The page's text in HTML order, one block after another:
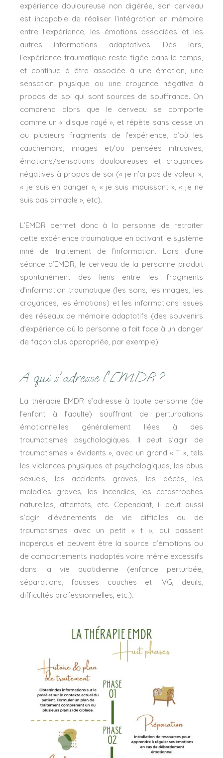
expérience douloureuse non digérée, son cerveau
est incapable de réaliser l’intégration en mémoire
entre l’expérience, les émotions associées et les
autres informations adaptatives. Dès lors,
l’expérience traumatique reste figée dans le temps,
et continue à être associée à une émotion, une
sensation physique ou une croyance négative à
propos de soi qui sont sources de souffrance. On
comprend alors que le cerveau se comporte
comme un « disque rayé », et répète sans cesse un
ou plusieurs fragments de l’expérience, d’où les
cauchemars, images et/ou pensées intrusives,
émotions/sensations douloureuses et croyances
négatives à propos de soi (« je n’ai pas de valeur »,
« je suis en danger », « je suis impuissant », « je ne
suis pas aimable », etc).
L’EMDR permet donc à la personne de retraiter
cette expérience traumatique en activant le système
inné de traitement de l’information. Lors d’une
séance d’EMDR, le cerveau de la personne produit
spontanément des liens entre les fragments
d’information traumatique (les sons, les images, les
croyances, les émotions) et les informations issues
des réseaux de mémoire adaptatifs (des souvenirs
d’expérience où la personne a fait face à un danger
de façon plus appropriée, par exemple).
A qui s'adresse l'EMDR ?
La thérapie EMDR s’adresse à toute personne (de
l’enfant à l’adulte) souffrant de perturbations
émotionnelles généralement liées à des
traumatismes psychologiques. Il peut s’agir de
traumatismes « évidents », avec un grand « T », tels
les violences physiques et psychologiques, les abus
sexuels, les accidents graves, les décès, les
maladies graves, les incendies, les catastrophes
naturelles, attentats, etc. Cependant, il peut aussi
s’agir d’événements de vie difficiles ou de
traumatismes avec un petit « t », qui passent
inaperçus et peuvent être la source d’émotions ou
de comportements inadaptés voire même excessifs
dans la vie quotidienne (enfance perturbée,
séparations, fausses couches et IVG, deuils,
difficultés professionnelles, etc.).